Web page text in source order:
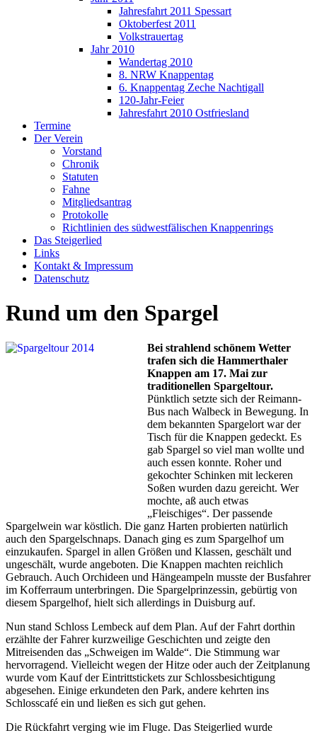
Jahresfahrt 2011 Spessart
Oktoberfest 2011
Volkstrauertag
Jahr 2010
Wandertag 2010
8. NRW Knappentag
6. Knappentag Zeche Nachtigall
120-Jahr-Feier
Jahresfahrt 2010 Ostfriesland
Termine
Der Verein
Vorstand
Chronik
Statuten
Fahne
Mitgliedsantrag
Protokolle
Richtlinien des südwestfälischen Knappenrings
Das Steigerlied
Links
Kontakt & Impressum
Datenschutz
Rund um den Spargel
Bei strahlend schönem Wetter
trafen sich die Hammerthaler
Knappen am 17. Mai zur
traditionellen Spargeltour.
Pünktlich setzte sich der Reimann-
Bus nach Walbeck in Bewegung. In
dem bekannten Spargelort war der
Tisch für die Knappen gedeckt. Es
gab Spargel so viel man wollte und
auch essen konnte. Roher und
gekochter Schinken mit leckeren
Soßen wurden dazu gereicht. Wer
mochte, aß auch etwas
„Fleischiges“. Der passende
Spargelwein war köstlich. Die ganz Harten probierten natürlich
auch den Spargelschnaps. Danach ging es zum Spargelhof um
einzukaufen. Spargel in allen Größen und Klassen, geschält und
ungeschält, wurde angeboten. Die Knappen machten reichlich
Gebrauch. Auch Orchideen und Hängeampeln musste der Busfahrer
im Kofferraum unterbringen. Die Spargelprinzessin, gebürtig von
diesem Spargelhof, hielt sich allerdings in Duisburg auf.
Nun stand Schloss Lembeck auf dem Plan. Auf der Fahrt dorthin
erzählte der Fahrer kurzweilige Geschichten und zeigte den
Mitreisenden das „Schweigen im Walde“. Die Stimmung war
hervorragend. Vielleicht wegen der Hitze oder auch der Zeitplanung
wurde vom Kauf der Eintrittstickets zur Schlossbesichtigung
abgesehen. Einige erkundeten den Park, andere kehrten ins
Schlosscafé ein und ließen es sich gut gehen.
Die Rückfahrt verging wie im Fluge. Das Steigerlied wurde